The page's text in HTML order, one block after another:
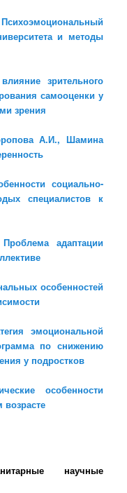
и методы
зрительного
самооценки у
зрения
А.И., Шамина
социально-
специалистов к
адаптации
особенностей
эмоциональной
по снижению
у подростков
особенности
научные